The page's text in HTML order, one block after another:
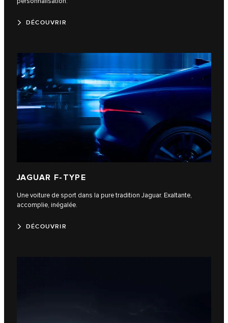
DÉCOUVRIR
JAGUAR F-TYPE
Une voiture de sport dans la pure tradition Jaguar. Exaltante,
accomplie, inégalée.
DÉCOUVRIR